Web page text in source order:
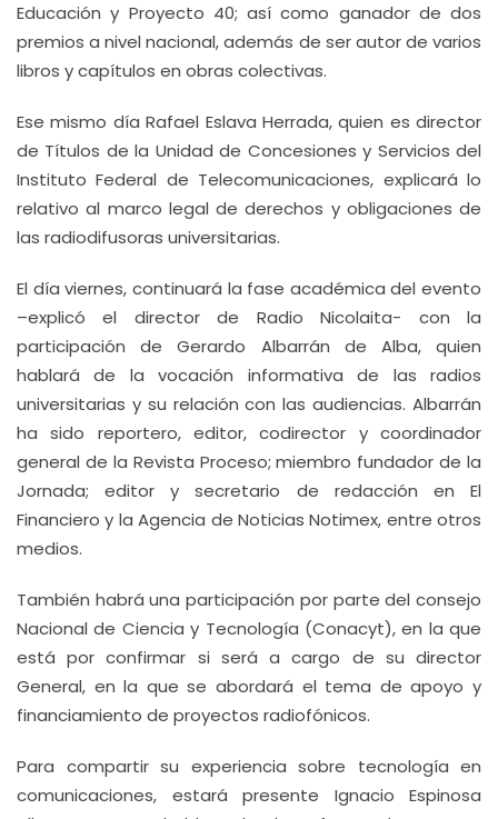
Educación y Proyecto 40; así como ganador de dos
premios a nivel nacional, además de ser autor de varios
libros y capítulos en obras colectivas.
Ese mismo día Rafael Eslava Herrada, quien es director
de Títulos de la Unidad de Concesiones y Servicios del
Instituto Federal de Telecomunicaciones, explicará lo
relativo al marco legal de derechos y obligaciones de
las radiodifusoras universitarias.
El día viernes, continuará la fase académica del evento
–explicó el director de Radio Nicolaita- con la
participación de Gerardo Albarrán de Alba, quien
hablará de la vocación informativa de las radios
universitarias y su relación con las audiencias. Albarrán
ha sido reportero, editor, codirector y coordinador
general de la Revista Proceso; miembro fundador de la
Jornada; editor y secretario de redacción en El
Financiero y la Agencia de Noticias Notimex, entre otros
medios.
También habrá una participación por parte del consejo
Nacional de Ciencia y Tecnología (Conacyt), en la que
está por confirmar si será a cargo de su director
General, en la que se abordará el tema de apoyo y
financiamiento de proyectos radiofónicos.
Para compartir su experiencia sobre tecnología en
comunicaciones, estará presente Ignacio Espinosa